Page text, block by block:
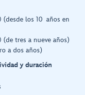
(desde los 10 años en
(de tres a nueve años)
a dos años)
y duración